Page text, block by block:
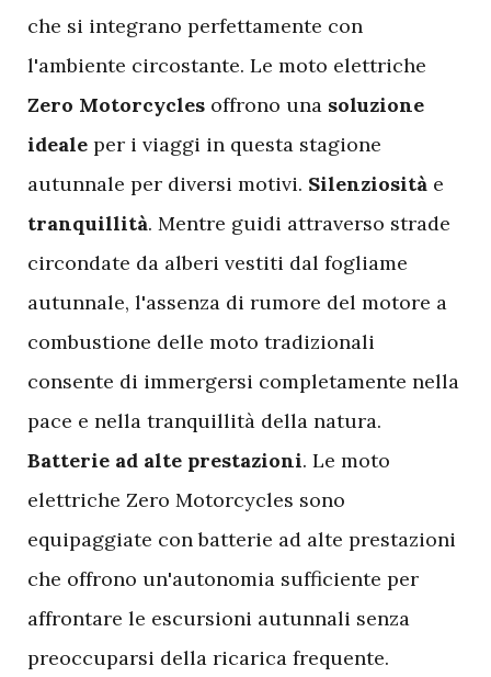
che si integrano perfettamente con
l'ambiente circostante. Le moto elettriche
Zero Motorcycles offrono una soluzione
ideale per i viaggi in questa stagione
autunnale per diversi motivi. Silenziosità e
tranquillità. Mentre guidi attraverso strade
circondate da alberi vestiti dal fogliame
autunnale, l'assenza di rumore del motore a
combustione delle moto tradizionali
consente di immergersi completamente nella
pace e nella tranquillità della natura.
Batterie ad alte prestazioni. Le moto
elettriche Zero Motorcycles sono
equipaggiate con batterie ad alte prestazioni
che offrono un'autonomia sufficiente per
affrontare le escursioni autunnali senza
preoccuparsi della ricarica frequente.